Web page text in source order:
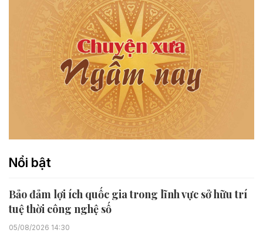
Nổi bật
Bảo đảm lợi ích quốc gia trong lĩnh vực sở hữu trí
tuệ thời công nghệ số
05/08/2026 14:30